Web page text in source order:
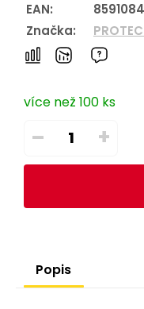
EAN:
Značka:
více než 100 ks
– +
Popis